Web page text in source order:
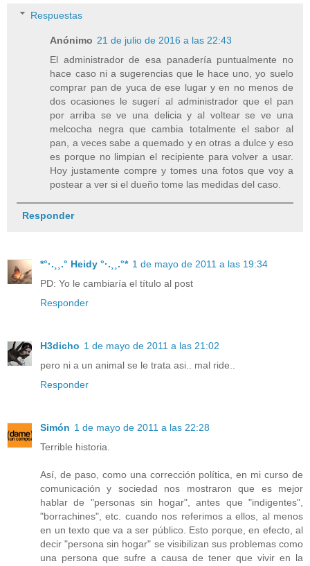
Respuestas
Anónimo 21 de julio de 2016 a las 22:43
El administrador de esa panadería puntualmente no
hace caso ni a sugerencias que le hace uno, yo suelo
comprar pan de yuca de ese lugar y en no menos de
dos ocasiones le sugerí al administrador que el pan
por arriba se ve una delicia y al voltear se ve una
melcocha negra que cambia totalmente el sabor al
pan, a veces sabe a quemado y en otras a dulce y eso
es porque no limpian el recipiente para volver a usar.
Hoy justamente compre y tomes una fotos que voy a
postear a ver si el dueño tome las medidas del caso.
Responder
*°·.¸¸.° Heidy °·.¸¸.°* 1 de mayo de 2011 a las 19:34
PD: Yo le cambiaría el título al post
Responder
H3dicho 1 de mayo de 2011 a las 21:02
pero ni a un animal se le trata asi.. mal ride..
Responder
Simón 1 de mayo de 2011 a las 22:28
Terrible historia.
Así, de paso, como una corrección política, en mi curso de
comunicación y sociedad nos mostraron que es mejor
hablar de "personas sin hogar", antes que "indigentes",
"borrachines", etc. cuando nos referimos a ellos, al menos
en un texto que va a ser público. Esto porque, en efecto, al
decir "persona sin hogar" se visibilizan sus problemas como
una persona que sufre a causa de tener que vivir en la